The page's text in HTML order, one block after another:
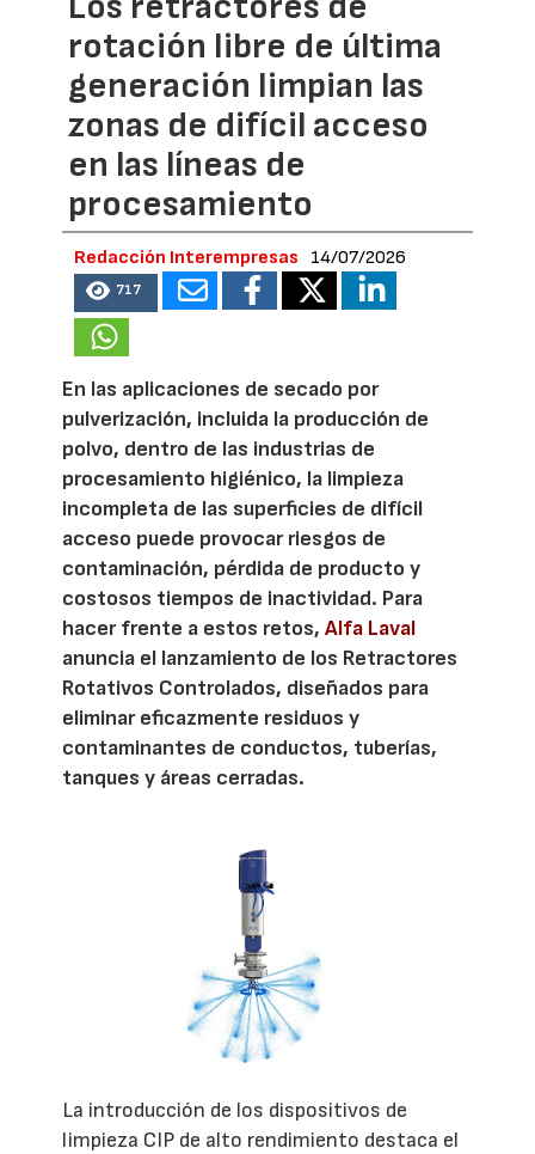
rotación libre de última
generación limpian las
zonas de difícil acceso
en las líneas de
procesamiento
Redacción Interempresas 14/07/2026
717
En las aplicaciones de secado por
pulverización, incluida la producción de
polvo, dentro de las industrias de
procesamiento higiénico, la limpieza
incompleta de las superficies de difícil
acceso puede provocar riesgos de
contaminación, pérdida de producto y
costosos tiempos de inactividad. Para
hacer frente a estos retos,Alfa Laval
anuncia el lanzamiento de los Retractores
Rotativos Controlados, diseñados para
eliminar eficazmente residuos y
contaminantes de conductos, tuberías,
tanques y áreas cerradas.
La introducción de los dispositivos de
limpieza CIP de alto rendimiento destaca el